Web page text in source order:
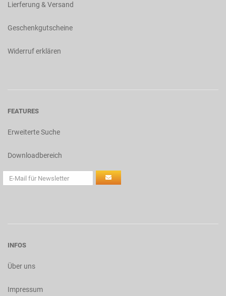
Lierferung & Versand
Geschenkgutscheine
Widerruf erklären
FEATURES
Erweiterte Suche
Downloadbereich
INFOS
Über uns
Impressum